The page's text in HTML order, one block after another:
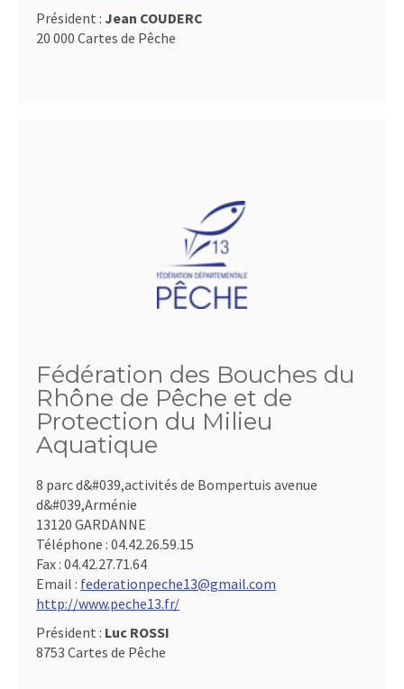
Président : Jean COUDERC
20 000 Cartes de Pêche
Fédération des Bouches du
Rhône de Pêche et de
Protection du Milieu
Aquatique
8 parc d&#039,activités de Bompertuis avenue
d&#039,Arménie
13120 GARDANNE
Téléphone : 04.42.26.59.15
Fax : 04.42.27.71.64
Email : federationpeche13@gmail.com
http://www.peche13.fr/
Président : Luc ROSSI
8753 Cartes de Pêche